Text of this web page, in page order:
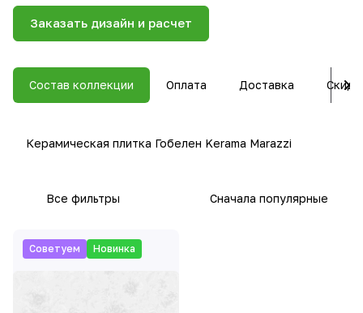
Заказать дизайн и расчет
Состав коллекции Оплата Доставка
Керамическая плитка Гобелен Kerama Marazzi
Все фильтры Сначала популярные
Советуем Новинка